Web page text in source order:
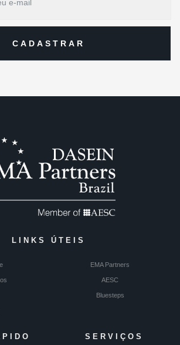
LINKS ÚTEIS
EMA Partners
AESC
Bluesteps
SERVIÇOS